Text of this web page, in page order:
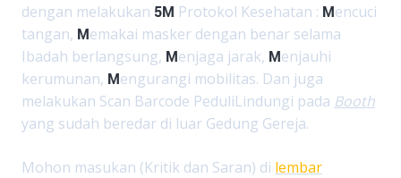
dengan melakukan 5M Protokol Kesehatan : Mencuci
tangan, Memakai masker dengan benar selama
Ibadah berlangsung, Menjaga jarak, Menjauhi
kerumunan, Mengurangi mobilitas. Dan juga
melakukan Scan Barcode PeduliLindungi pada Booth
yang sudah beredar di luar Gedung Gereja.
Mohon masukan (Kritik dan Saran) di lembar